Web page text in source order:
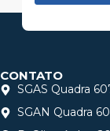
CONTATO
SGAS Quadra
SGAN Quadra